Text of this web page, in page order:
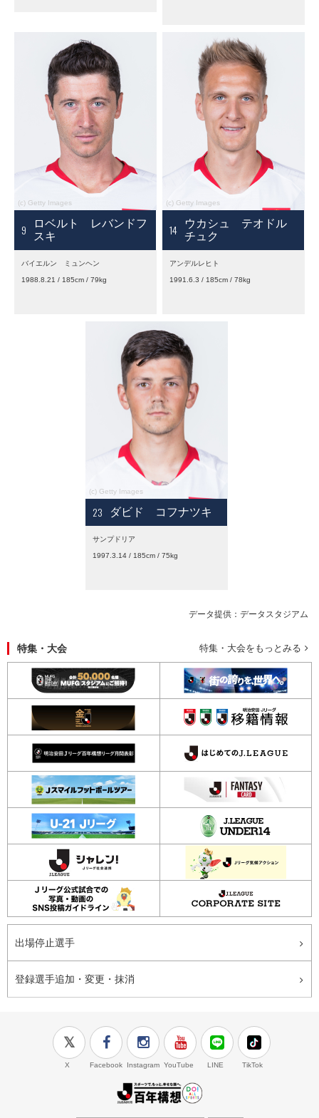
9
ロベルト レバンドフ
スキ
バイエルン ミュンヘン
1988.8.21 / 185cm / 79kg
14
ウカシュ テオドル
チュク
アンデルレヒト
1991.6.3 / 185cm / 78kg
23 ダビド コフナツキ
サンプドリア
1997.3.14 / 185cm / 75kg
データ提供：データスタジアム
特集・大会 特集・大会をもっとみる
出場停止選手
登録選手追加・変更・抹消
X Facebook Instagram YouTube LINE TikTok